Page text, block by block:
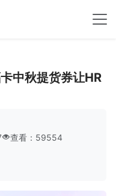
中秋提货券让HR
查看：59554